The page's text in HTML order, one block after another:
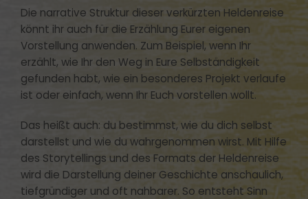
Die narrative Struktur dieser verkürzten Heldenreise
könnt ihr auch für die Erzählung Eurer eigenen
Vorstellung anwenden. Zum Beispiel, wenn Ihr
erzählt, wie Ihr den Weg in Eure Selbständigkeit
gefunden habt, wie ein besonderes Projekt verlaufe
ist oder einfach, wenn Ihr Euch vorstellen wollt.
Das heißt auch: du bestimmst, wie du dich selbst
darstellst und wie du wahrgenommen wirst. Mit Hilfe
des Storytellings und des Formats der Heldenreise
wird die Darstellung deiner Geschichte anschaulich,
tiefgründiger und oft nahbarer. So entsteht Sinn